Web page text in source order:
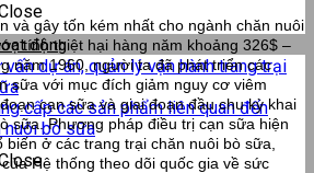
động
vấn dự án, quản lý vận hành trang trại
cấp các sản phẩm liên quan đến
nuôi bò sữa
và gây tốn kém nhất cho ngành chăn nuôi
tính thiệt hại hàng năm khoảng 326$ –
năm 1960, người ta đã phát triển các
sữa với mục đích giảm nguy cơ viêm
cạn sữa và giai đoạn đầu chu kỳ khai
sữa. Phương pháp điều trị cạn sữa hiện
ở các trang trại chăn nuôi bò sữa,
Hệ thống theo dõi quốc gia về sức